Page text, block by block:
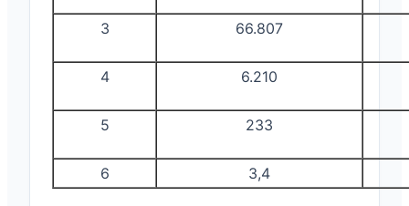
3 66.807
4 6.210
5 233
6 3,4